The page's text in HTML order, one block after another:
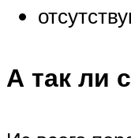
А так ли